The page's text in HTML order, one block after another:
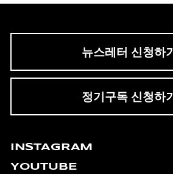
뉴스레터 신청하기
정기구독 신청하기
INSTAGRAM
YOUTUBE